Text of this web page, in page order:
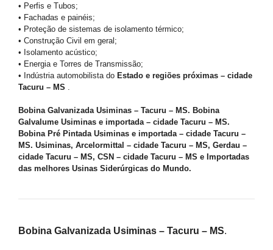
• Perfis e Tubos;
• Fachadas e painéis;
• Proteção de sistemas de isolamento térmico;
• Construção Civil em geral;
• Isolamento acústico;
• Energia e Torres de Transmissão;
• Indústria automobilista do Estado e regiões próximas – cidade
Tacuru – MS
Bobina Galvanizada Usiminas – Tacuru – MS. Bobina
Galvalume Usiminas e importada – cidade Tacuru – MS.
Bobina Pré Pintada Usiminas e importada – cidade Tacuru –
MS. Usiminas, Arcelormittal – cidade Tacuru – MS, Gerdau –
cidade Tacuru – MS, CSN – cidade Tacuru – MS e Importadas
das melhores Usinas Siderúrgicas do Mundo.
Bobina Galvanizada Usiminas – Tacuru – MS.